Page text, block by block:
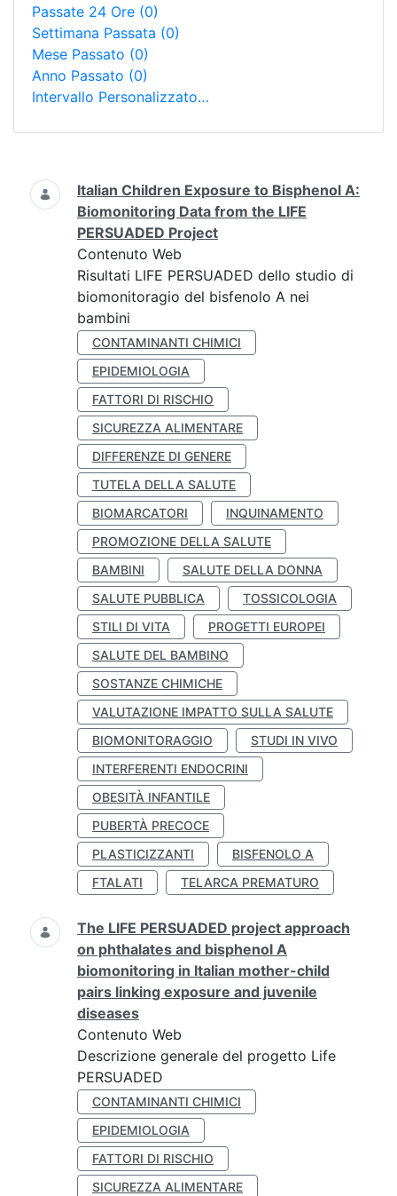
Passate 24 Ore (0)
Settimana Passata (0)
Mese Passato (0)
Anno Passato (0)
Intervallo Personalizzato…
Ricerca
Italian Children Exposure to Bisphenol A:
Biomonitoring Data from the LIFE
PERSUADED Project
Contenuto Web
Risultati LIFE PERSUADED dello studio di
biomonitoragio del bisfenolo A nei
bambini
CONTAMINANTI CHIMICI
EPIDEMIOLOGIA
FATTORI DI RISCHIO
SICUREZZA ALIMENTARE
DIFFERENZE DI GENERE
TUTELA DELLA SALUTE
BIOMARCATORI
INQUINAMENTO
PROMOZIONE DELLA SALUTE
BAMBINI
SALUTE DELLA DONNA
SALUTE PUBBLICA
TOSSICOLOGIA
STILI DI VITA
PROGETTI EUROPEI
SALUTE DEL BAMBINO
SOSTANZE CHIMICHE
VALUTAZIONE IMPATTO SULLA SALUTE
BIOMONITORAGGIO
STUDI IN VIVO
INTERFERENTI ENDOCRINI
OBESITÀ INFANTILE
PUBERTÀ PRECOCE
PLASTICIZZANTI
BISFENOLO A
FTALATI
TELARCA PREMATURO
The LIFE PERSUADED project approach
on phthalates and bisphenol A
biomonitoring in Italian mother-child
pairs linking exposure and juvenile
diseases
Contenuto Web
Descrizione generale del progetto Life
PERSUADED
CONTAMINANTI CHIMICI
EPIDEMIOLOGIA
FATTORI DI RISCHIO
SICUREZZA ALIMENTARE